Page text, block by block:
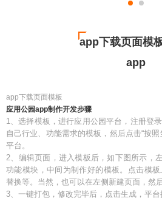
app下载页面模
app
app下载页面模板
应用公园app制作开发步骤
1、选择模板，进行应用公园平台，注册登
自己行业、功能需求的模板，然后点击“按
平台。
2、编辑页面，进入模板后，如下图所示，
功能模块，中间为制作好的模板。点击模板
替换等。当然，也可以在左侧新建页面，然
3、一键打包，修改完毕后，点击生成，平台